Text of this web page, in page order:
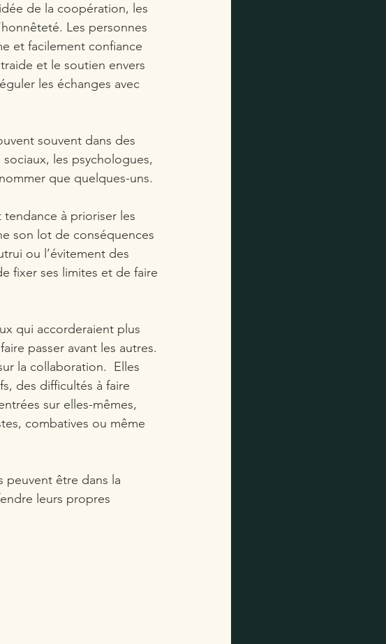
de la coopération, les
Les personnes
et facilement confiance
et le soutien envers
les échanges avec
souvent dans des
les psychologues,
que quelques-uns.
à prioriser les
son lot de conséquences
ou l’évitement des
fixer ses limites et de faire
qui accorderaient plus
passer avant les autres.
la collaboration.  Elles
des difficultés à faire
sur elles-mêmes,
combatives ou même
peuvent être dans la
leurs propres